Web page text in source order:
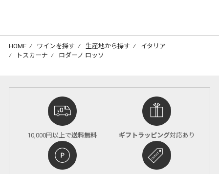
HOME ⁄ ワインを探す ⁄ 生産地から探す ⁄ イタリア
⁄
トスカーナ ⁄ ロダーノ ロッソ
10,000円以上で送料無料 ギフトラッピング対応あり